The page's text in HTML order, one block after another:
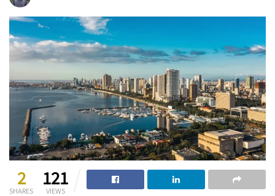
2
SHARES
121
VIEWS